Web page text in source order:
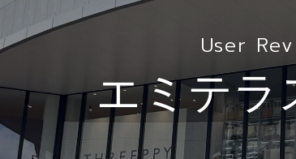
User
エミテラ